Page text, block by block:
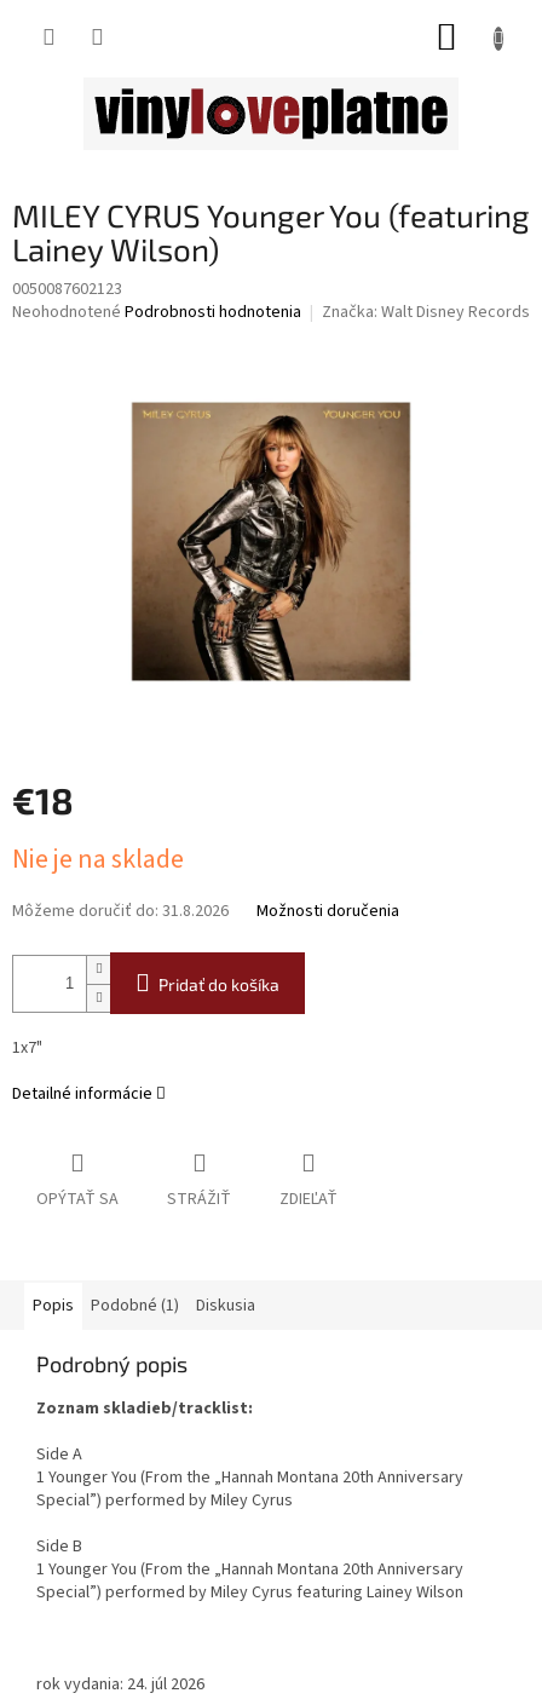
MILEY CYRUS Younger You (featuring
Lainey Wilson)
0050087602123
Priemerné
Neohodnotené Podrobnosti hodnotenia Značka: Walt Disney Records
€18
cena:
Nie je na sklade
Môžeme doručiť do: 31.8.2026 Možnosti doručenia
Pridať do košíka
1x7"
Detailné informácie
OPÝTAŤ SA STRÁŽIŤ ZDIEĽAŤ
Popis Podobné (1) Diskusia
Podrobný popis
Zoznam skladieb/tracklist:
Side A
1 Younger You (From the „Hannah Montana 20th Anniversary
Special”) performed by Miley Cyrus
Side B
1 Younger You (From the „Hannah Montana 20th Anniversary
Special”) performed by Miley Cyrus featuring Lainey Wilson
rok vydania: 24. júl 2026